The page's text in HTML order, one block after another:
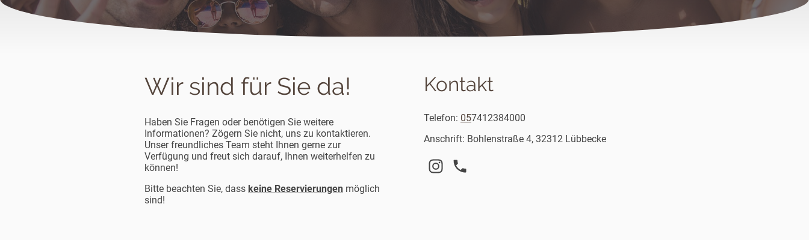
Wir sind für Sie da!
Haben Sie Fragen oder benötigen Sie weitere
Informationen? Zögern Sie nicht, uns zu kontaktieren.
Unser freundliches Team steht Ihnen gerne zur
Verfügung und freut sich darauf, Ihnen weiterhelfen zu
können!
Bitte beachten Sie, dass keine Reservierungen möglich
sind!
Kontakt
Telefon: 057412384000
Anschrift: Bohlenstraße 4, 32312 Lübbecke